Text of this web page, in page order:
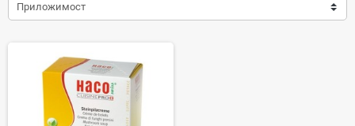
Приложимост